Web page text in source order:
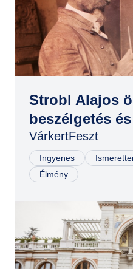
Strobl Alajos
beszélgetés
VárkertFeszt
Ingyenes
Élmény